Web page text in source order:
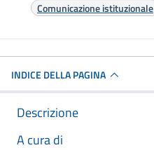
Comunicazione istituzionale
INDICE DELLA PAGINA
Descrizione
A cura di